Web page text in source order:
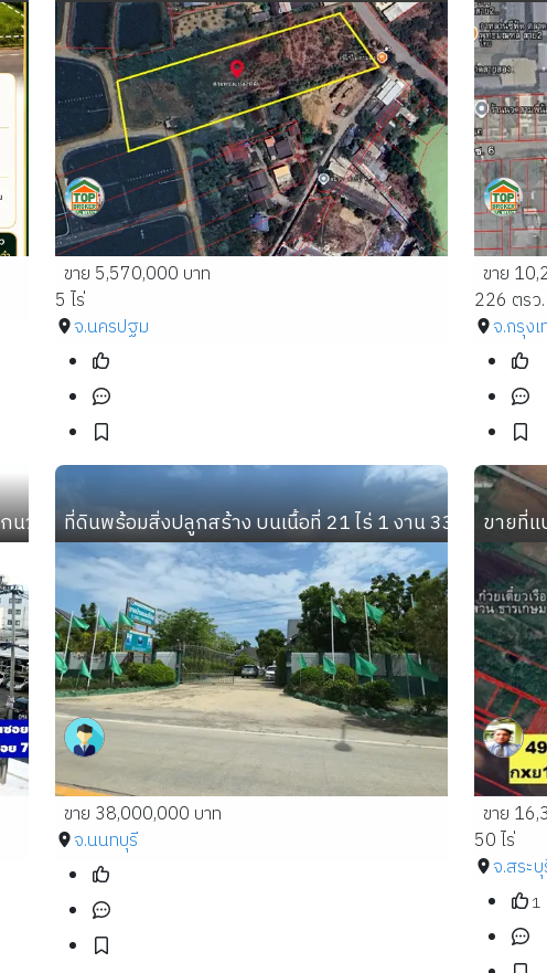
ขาย 5,570,000 บาท
5 ไร่
จ.นครปฐม
ขาย
226 ตรว.
จ.กรุง
นวมินทร์ 70 แยก 3 ใกล้ปากซอยนวมินทร์ 70 สวยๆหน้าซอยร้านห
ที่ดินพร้อมสิ่งปลูกสร้าง บนเนื้อที่ 21 ไร่ 1 งาน 33 ตารางวา
ขาย 38,000,000 บาท
จ.นนทบุรี
ขายที่แ
ขาย
50 ไร่
จ.สระ
1